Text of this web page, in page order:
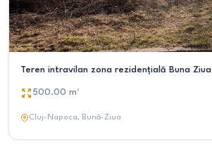
Teren intravilan zona rezidențială Buna Ziua
500.00 m²
Cluj-Napoca, Bună-Ziua